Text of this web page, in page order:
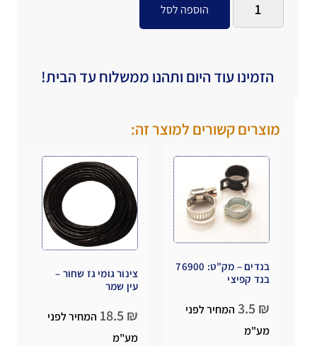
הוספה לסל
הזמינו עוד היום ותהנו ממשלוח עד הבית!
מוצרים קשורים למוצר זה:
בנדים – מק"ט: 76900
בנד קפיצי
₪
המחיר לפני
מע"מ
צינור גומי גז שחור –
עין שמר
₪
המחיר לפני
מע"מ